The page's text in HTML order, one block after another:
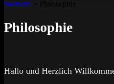
Startseite
Philosophie
Hallo und Herzlich